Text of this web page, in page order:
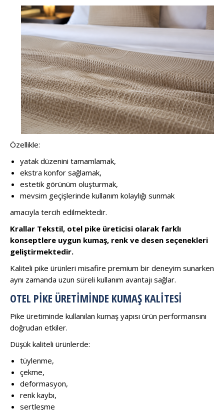
Özellikle:
yatak düzenini tamamlamak,
ekstra konfor sağlamak,
estetik görünüm oluşturmak,
mevsim geçişlerinde kullanım kolaylığı sunmak
amacıyla tercih edilmektedir.
Krallar Tekstil, otel pike üreticisi olarak farklı
konseptlere uygun kumaş, renk ve desen seçenekleri
geliştirmektedir.
Kaliteli pike ürünleri misafire premium bir deneyim sunarken
aynı zamanda uzun süreli kullanım avantajı sağlar.
OTEL PIKE ÜRETIMINDE KUMAŞ KALITESI
Pike üretiminde kullanılan kumaş yapısı ürün performansını
doğrudan etkiler.
Düşük kaliteli ürünlerde:
tüylenme,
çekme,
deformasyon,
renk kaybı,
sertleşme